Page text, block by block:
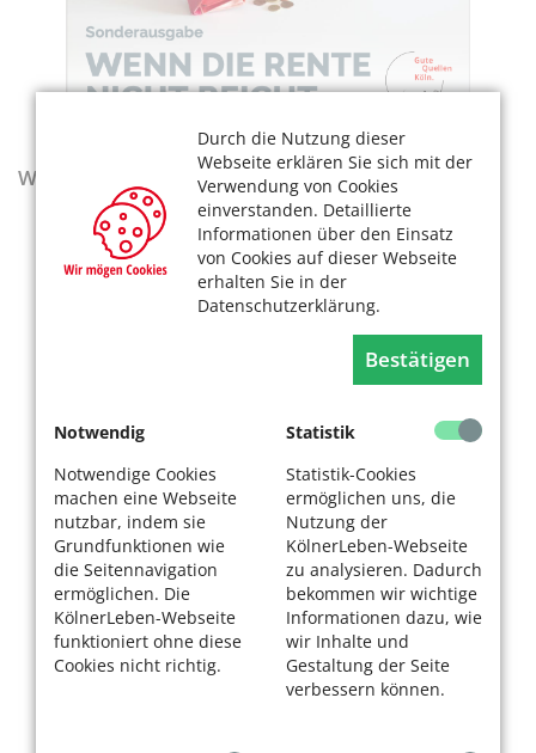
Durch die Nutzung dieser
Webseite erklären Sie sich mit der
Verwendung von Cookies
einverstanden. Detaillierte
Informationen über den Einsatz
von Cookies auf dieser Webseite
erhalten Sie in der
Datenschutzerklärung.
Bestätigen
Notwendig
Notwendige Cookies
machen eine Webseite
nutzbar, indem sie
Grundfunktionen wie
die Seitennavigation
ermöglichen. Die
KölnerLeben-Webseite
funktioniert ohne diese
Cookies nicht richtig.
Statistik
Statistik-Cookies
ermöglichen uns, die
Nutzung der
KölnerLeben-Webseite
zu analysieren. Dadurch
bekommen wir wichtige
Informationen dazu, wie
wir Inhalte und
Gestaltung der Seite
verbessern können.
Wegweiser - Aktualisierte Ausgabe 2025–2027